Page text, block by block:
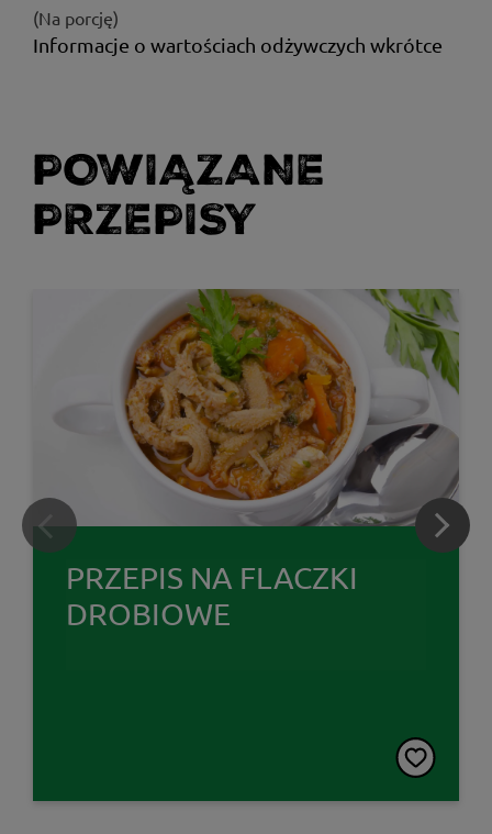
(Na porcję)
Informacje o wartościach odżywczych wkrótce
POWIĄZANE
PRZEPISY
PRZEPIS NA FLACZKI
DROBIOWE